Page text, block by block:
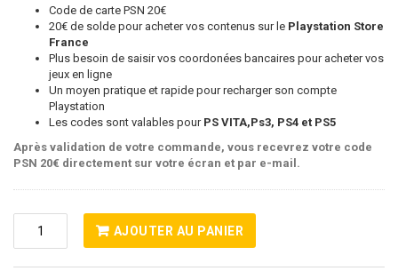
Code de carte PSN 20€
20€ de solde pour acheter vos contenus sur le Playstation Store
France
Plus besoin de saisir vos coordonées bancaires pour acheter vos
jeux en ligne
Un moyen pratique et rapide pour recharger son compte
Playstation
Les codes sont valables pour PS VITA,Ps3, PS4 et PS5
Après validation de votre commande, vous recevrez votre code
PSN 20€ directement sur votre écran et par e-mail.
Quantité
De
Carte
AJOUTER AU PANIER